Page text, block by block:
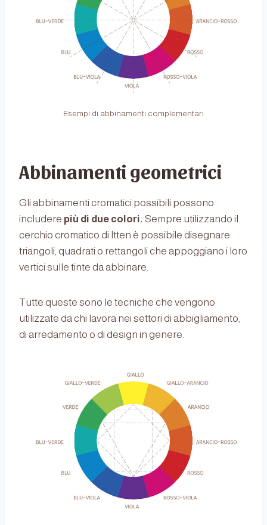
Esempi di abbinamenti complementari
Abbinamenti geometrici
Gli abbinamenti cromatici possibili possono
includere più di due colori. Sempre utilizzando il
cerchio cromatico di Itten è possibile disegnare
triangoli, quadrati o rettangoli che appoggiano i loro
vertici sulle tinte da abbinare.
Tutte queste sono le tecniche che vengono
utilizzate da chi lavora nei settori di abbigliamento,
di arredamento o di design in genere.